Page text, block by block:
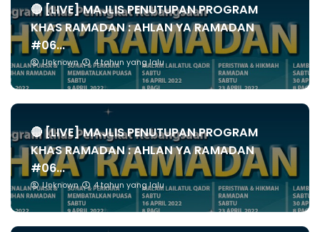
🔴 [LIVE] MAJLIS PENUTUPAN PROGRAM
KHAS RAMADAN : AHLAN YA RAMADAN
#06...
Unknown 4 tahun yang lalu
🔴 [LIVE] MAJLIS PENUTUPAN PROGRAM
KHAS RAMADAN : AHLAN YA RAMADAN
#06...
Unknown 4 tahun yang lalu